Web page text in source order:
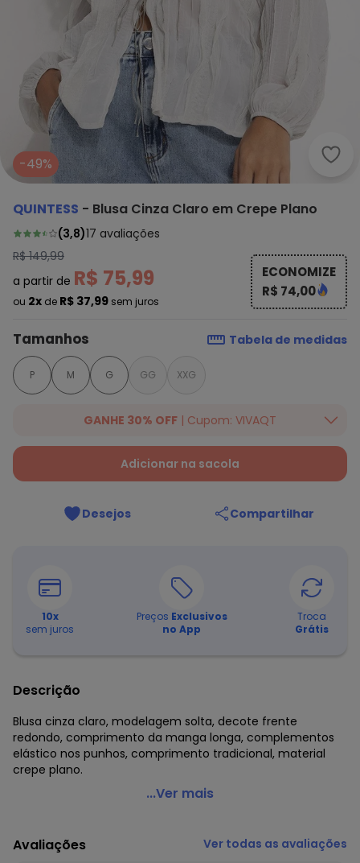
-49%
QUINTESS - Blusa Cinza Claro em Crepe Plano
(3,8)17 avaliações
R$ 149,99
a partir de R$ 75,99
ou 2x de R$ 37,99 sem juros
ECONOMIZE
R$ 74,00
Tamanhos Tabela de medidas
P M G GG XXG
GANHE 30% OFF | Cupom: VIVAQT
Ganhe 30% OFF Extra em qualquer valor, usando o cupom:
VIVAQT. Válido para toda loja Quintess, somente hoje
Adicionar na sacola
Desejos Compartilhar
10x
sem juros
Preços Exclusivos
no App
Troca
Grátis
Descrição
Blusa cinza claro, modelagem solta, decote frente
redondo, comprimento da manga longa, complementos
elástico nos punhos, comprimento tradicional, material
crepe plano.
Quintess - Blusa Cinza Claro em Crepe Plano
Modelagem: Solta
Decote frente: Redondo
...Ver mais
Avaliações Ver todas as avaliações